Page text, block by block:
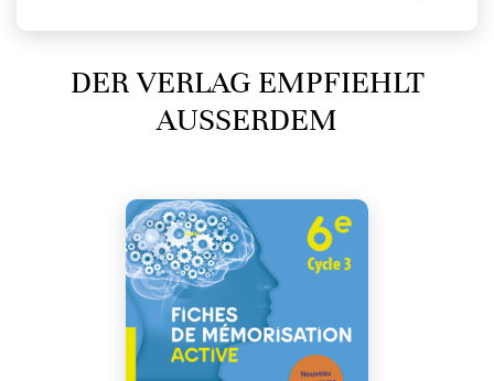
DER VERLAG EMPFIEHLT
AUSSERDEM